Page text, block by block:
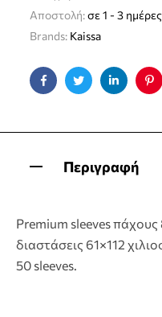
Αποστολή:σε 1 - 3 ημέρες
Brands: Kaissa
FacebookTwitterLinkedin
Περιγραφή
Premium sleeves
διαστάσεις 61×112
50 sleeves.